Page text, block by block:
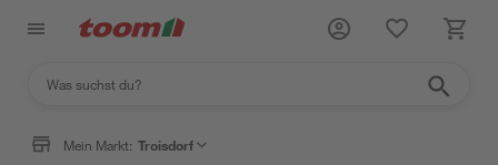
Mein Markt: Troisdorf